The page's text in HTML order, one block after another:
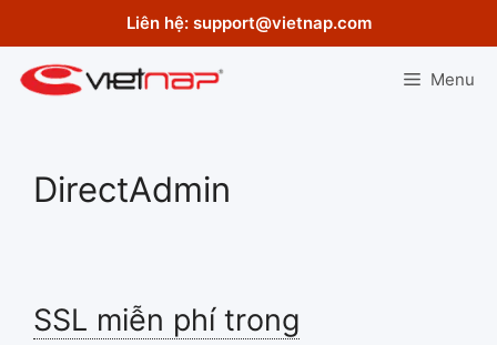
content
Liên hệ: support@vietnap.com
Menu
DirectAdmin
SSL miễn phí trong